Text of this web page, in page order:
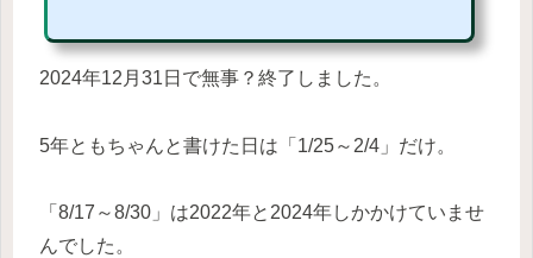
に一本」と決め込んで買ったPILOT LEGANCEとの相性が合わなかったの
でしょう。 自分の字がこんなにもへたくそなのか！？と、全くもってペ
2024年12月31日で無事？終了しました。
5年ともちゃんと書けた日は「1/25～2/4」だけ。
「8/17～8/30」は2022年と2024年しかかけていませ
んでした。